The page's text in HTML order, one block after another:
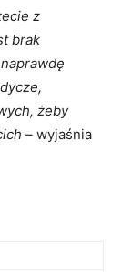
z
brak
żeby
– wyjaśnia